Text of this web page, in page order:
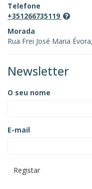
Telefone
+351266735119
Morada
Rua Frei José Maria
Newsletter
O seu nome
E-mail
Registar